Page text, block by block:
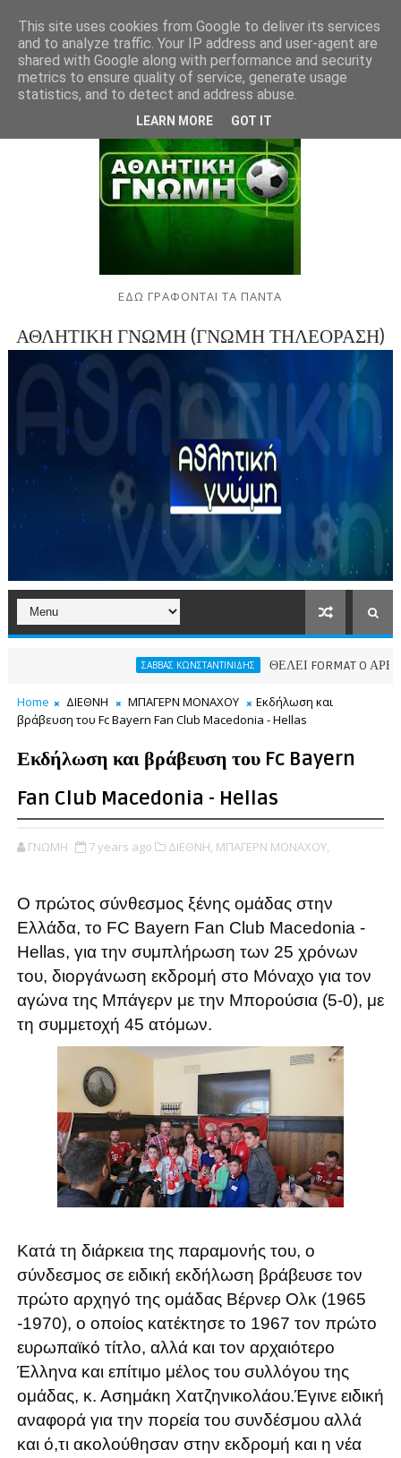
ΕΔΩ ΓΡΑΦΟΝΤΑΙ ΤΑ ΠΑΝΤΑ
ΑΘΛΗΤΙΚΗ ΓΝΩΜΗ (ΓΝΩΜΗ ΤΗΛΕΟΡΑΣΗ)
ΣΑΒΒΑΣ ΚΩΝΣΤΑΝΤΙΝΙΔΗΣ ΘΕΛΕΙ FORMAT O ΑΡΗΣ
Home ΔΙΕΘΝΗ ΜΠΑΓΕΡΝ ΜΟΝΑΧΟΥ
Εκδήλωση και
βράβευση του Fc Bayern Fan Club Macedonia - Hellas
Εκδήλωση και βράβευση του Fc Bayern
Fan Club Macedonia - Hellas
ΓΝΩΜΗ 7 years ago ΔΙΕΘΝΗ, ΜΠΑΓΕΡΝ ΜΟΝΑΧΟΥ,
Ο πρώτος σύνθεσμος ξένης ομάδας στην
Ελλάδα, το FC Bayern Fan Club Macedonia -
Hellas, για την συμπλήρωση των 25 χρόνων
του, διοργάνωση εκδρομή στο Μόναχο για τον
αγώνα της Μπάγερν με την Μπορούσια (5-0), με
τη συμμετοχή 45 ατόμων.
Κατά τη διάρκεια της παραμονής του, ο
σύνδεσμος σε ειδική εκδήλωση βράβευσε τον
πρώτο αρχηγό της ομάδας Βέρνερ Ολκ (1965
-1970), ο οποίος κατέκτησε το 1967 τον πρώτο
ευρωπαϊκό τίτλο, αλλά και τον αρχαιότερο
Έλληνα και επίτιμο μέλος του συλλόγου της
ομάδας, κ. Ασημάκη Χατζηνικολάου.Έγινε ειδική
αναφορά για την πορεία του συνδέσμου αλλά
και ό,τι ακολούθησαν στην εκδρομή και η νέα
This site uses cookies from Google to deliver its services
and to analyze traffic. Your IP address and user-agent are
shared with Google along with performance and security
metrics to ensure quality of service, generate usage
statistics, and to detect and address abuse.
LEARN MORE GOT IT